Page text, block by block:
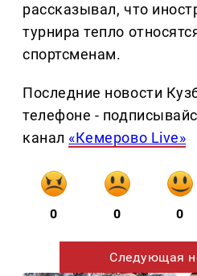
рассказывал, что
турнира тепло
спортсменам.
Последние новости
телефоне -
канал «Кемерово Live»
0 0 0
Следующая